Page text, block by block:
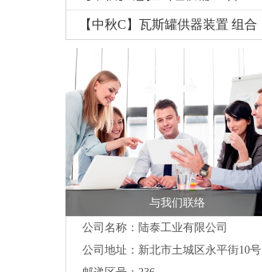
【中秋C】瓦斯罐供器装置 组合
与我们联络
公司名称：陆泰工业有限公司
公司地址： 新北市土城区永平街10号